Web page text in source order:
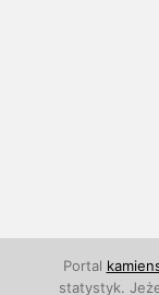
Portal
statystyk.